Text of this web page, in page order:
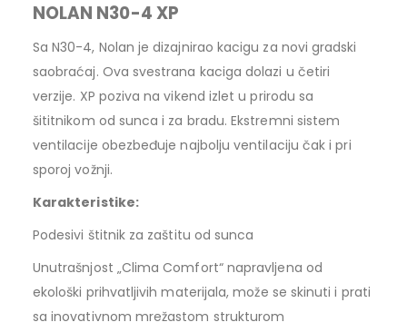
NOLAN N30-4 XP
Sa N30-4, Nolan je dizajnirao kacigu za novi gradski
saobraćaj. Ova svestrana kaciga dolazi u četiri
verzije. XP poziva na vikend izlet u prirodu sa
šititnikom od sunca i za bradu. Ekstremni sistem
ventilacije obezbeđuje najbolju ventilaciju čak i pri
sporoj vožnji.
Karakteristike:
Podesivi štitnik za zaštitu od sunca
Unutrašnjost „Clima Comfort“ napravljena od
ekološki prihvatljivih materijala, može se skinuti i prati
sa inovativnom mrežastom strukturom